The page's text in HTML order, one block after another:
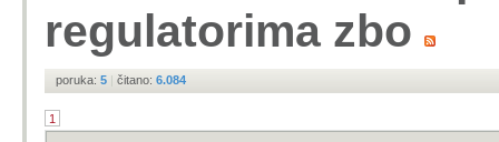
regulatorima zbo
poruka: 5 | čitano: 6.084
1